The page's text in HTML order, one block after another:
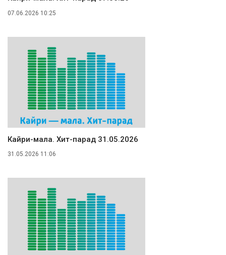
07.06.2026 10:25
Кайри-мала. Хит-парад 31.05.2026
31.05.2026 11:06